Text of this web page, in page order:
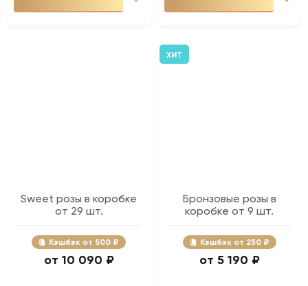
Sweet розы в коробке
от 29 шт.
Кэшбэк 500 ₽
10 090 ₽
ХИТ
Бронзовые розы в
коробке от 9 шт.
Кэшбэк 250 ₽
5 190 ₽